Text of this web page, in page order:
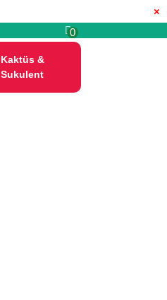
×
0
Kaktüs &
Sukulent